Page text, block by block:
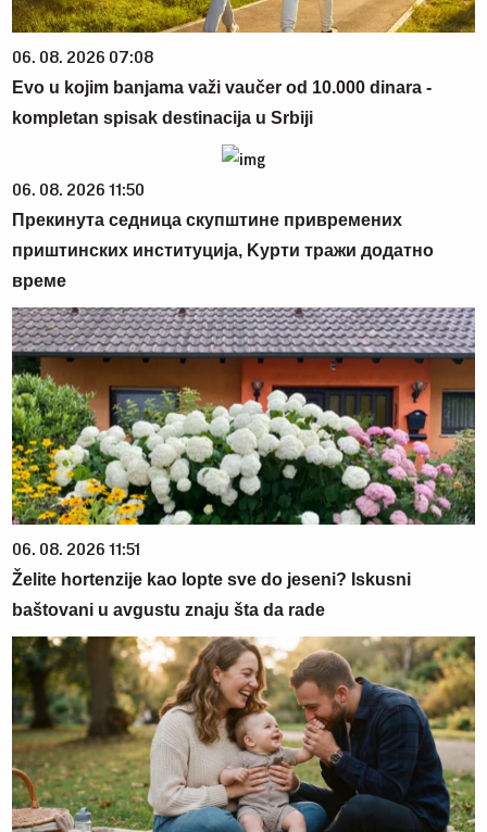
06. 08. 2026 07:08
Evo u kojim banjama važi vaučer od 10.000 dinara -
kompletan spisak destinacija u Srbiji
06. 08. 2026 11:50
Прекинута седница скупштине привремених
приштинских институција, Kурти тражи додатно
време
06. 08. 2026 11:51
Želite hortenzije kao lopte sve do jeseni? Iskusni
baštovani u avgustu znaju šta da rade